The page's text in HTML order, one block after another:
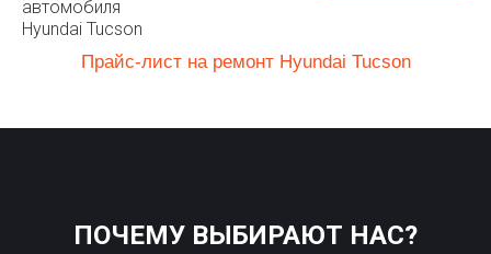
автомобиля
Hyundai Tucson
Прайс-лист на ремонт Hyundai Tucson
ПОЧЕМУ ВЫБИРАЮТ НАС?